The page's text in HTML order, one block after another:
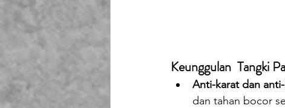
Keunggulan Tangki
Anti-karat dan
dan tahan bocor